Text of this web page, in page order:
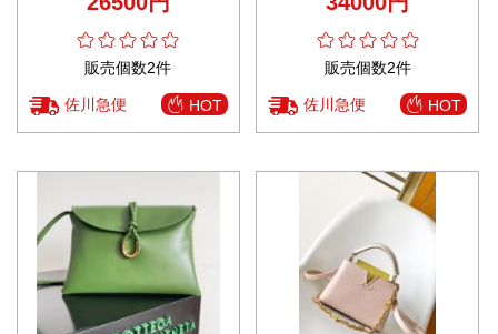
勤 品質保証 ホワイト
販売個数2件
佐川急便 HOT
販売個数2件
佐川急便 HOT